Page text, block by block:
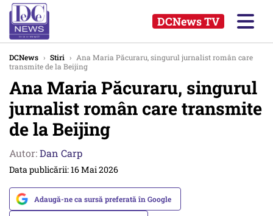
DCNews TV
DCNews › Stiri › Ana Maria Păcuraru, singurul jurnalist român care
transmite de la Beijing
Ana Maria Păcuraru, singurul
jurnalist român care transmite
de la Beijing
Autor:Dan Carp
Data publicării: 16 Mai 2026
Adaugă-ne ca sursă preferată în Google